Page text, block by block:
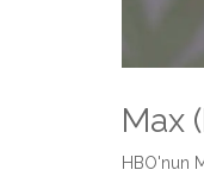
Max
HBO'nun